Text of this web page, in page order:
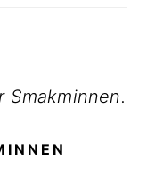
Smakminnen.